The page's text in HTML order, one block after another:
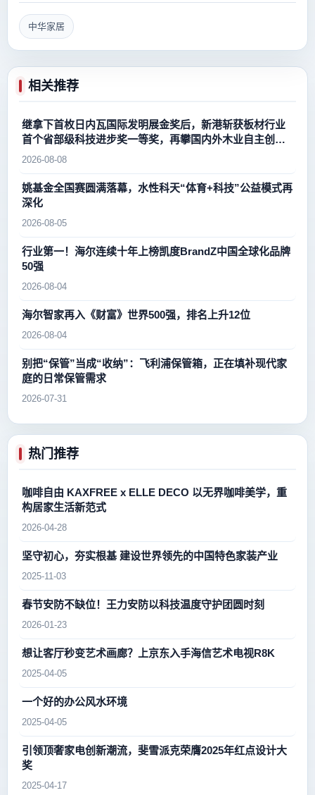
中华家居
相关推荐
继拿下首枚日内瓦国际发明展金奖后，新港斩获板材行业
首个省部级科技进步奖一等奖，再攀国内外木业自主创新
新高峰
2026-08-08
姚基金全国赛圆满落幕，水性科天“体育+科技”公益模式再
深化
2026-08-05
行业第一！海尔连续十年上榜凯度BrandZ中国全球化品牌
50强
2026-08-04
海尔智家再入《财富》世界500强，排名上升12位
2026-08-04
别把“保管”当成“收纳”：飞利浦保管箱，正在填补现代家
庭的日常保管需求
2026-07-31
热门推荐
咖啡自由 KAXFREE x ELLE DECO 以无界咖啡美学，重
构居家生活新范式
2026-04-28
坚守初心，夯实根基 建设世界领先的中国特色家装产业
2025-11-03
春节安防不缺位！王力安防以科技温度守护团圆时刻
2026-01-23
想让客厅秒变艺术画廊？上京东入手海信艺术电视R8K
2025-04-05
一个好的办公风水环境
2025-04-05
引领顶奢家电创新潮流，斐雪派克荣膺2025年红点设计大
奖
2025-04-17